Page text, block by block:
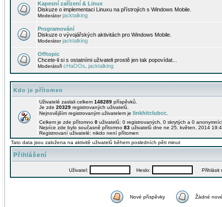
Kapesní zařízení & Linux
Diskuze o implementaci Linuxu na přístrojích s Windows Mobile.
Moderátorjacktalking
Programování
Diskuze o vývojářských aktivitách pro Windows Mobile.
Moderátorjacktalking
Offtopic
Chcete-li si s ostatními uživateli prostě jen tak popovídat...
Moderátoři cHaOOs jacktalking
Kdo je přítomen
Uživatelé zaslali celkem 148289 příspěvků.
Je zde 20329 registrovaných uživatelů.
Nejnovějším registrovaným uživatelem je linkhitclubcc
Celkem je zde přítomno 0 uživatelů: 0 registrovaných, 0 skrytých a 0
Nejvíce zde bylo současně přítomno 83 uživatelů dne ne 25. květen, 2014
Registrovaní uživatelé: nikdo není přítomen
Tato data jsou založena na aktivitě uživatelů během posledních pěti minut
Přihlášení
Uživatel: Heslo: Přihlásit
Nové příspěvky Žádné